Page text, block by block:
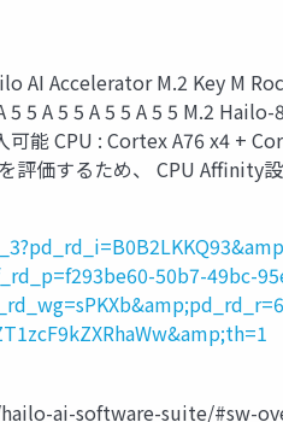
AI Accelerator M.2 Key M
A 5 5 A 5 5 A 5 5 M.2
能 CPU : Cortex A76 x4 +
価するため、 CPU Affinity
50b7-49bc-
ai-software-suite/#sw-